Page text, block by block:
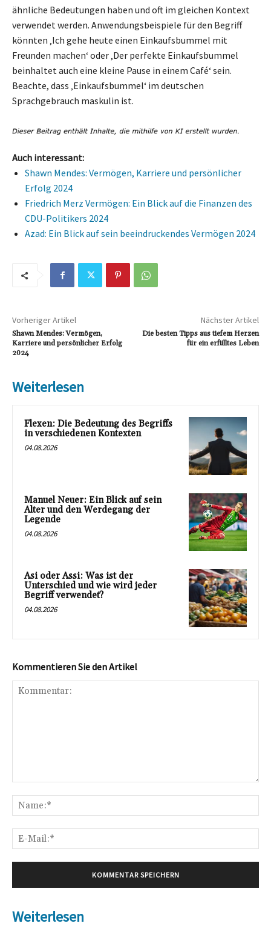
ähnliche Bedeutungen haben und oft im gleichen Kontext
verwendet werden. Anwendungsbeispiele für den Begriff
könnten ‚Ich gehe heute einen Einkaufsbummel mit
Freunden machen‘ oder ‚Der perfekte Einkaufsbummel
beinhaltet auch eine kleine Pause in einem Café‘ sein.
Beachte, dass ‚Einkaufsbummel‘ im deutschen
Sprachgebrauch maskulin ist.
Auch interessant:
Shawn Mendes: Vermögen, Karriere und persönlicher
Erfolg 2024
Friedrich Merz Vermögen: Ein Blick auf die Finanzen des
CDU-Politikers 2024
Azad: Ein Blick auf sein beeindruckendes Vermögen 2024
Vorheriger Artikel
Shawn Mendes: Vermögen,
Karriere und persönlicher Erfolg
2024
Nächster Artikel
Die besten Tipps aus tiefem Herzen
für ein erfülltes Leben
Weiterlesen
Flexen: Die Bedeutung des Begriffs
in verschiedenen Kontexten
04.08.2026
Manuel Neuer: Ein Blick auf sein
Alter und den Werdegang der
Legende
04.08.2026
Asi oder Assi: Was ist der
Unterschied und wie wird jeder
Begriff verwendet?
04.08.2026
Kommentieren Sie den Artikel
Weiterlesen